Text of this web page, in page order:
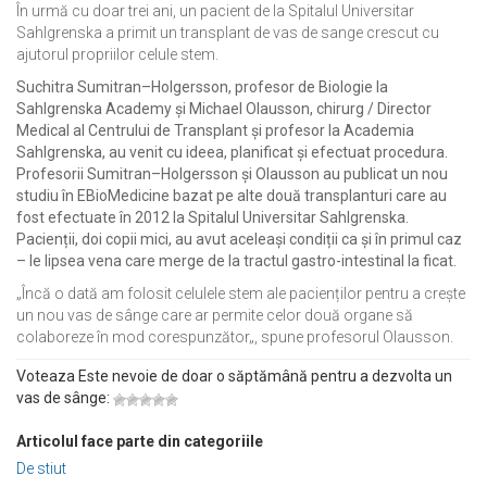
În urmă cu doar trei ani, un pacient de la Spitalul Universitar
Sahlgrenska a primit un transplant devas de sange crescut cu
ajutorul propriilor celule stem.
SuchitraSumitran–Holgersson, profesor de Biologie la
SahlgrenskaAcademyși Michael Olausson, chirurg / Director
Medical al Centrului de Transplantși profesor laAcademia
Sahlgrenska, au venitcu ideea, planificatși efectuat procedura.
Profesorii Sumitran–Holgersson și Olausson au publicatun nou
studiu în EBioMedicine bazatpe alte două transplanturi care au
fostefectuate în 2012 laSpitalul Universitar Sahlgrenska.
Pacienții, doi copii mici, au avutaceleași condiții ca și în primul caz
– le lipseavenacare merge de latractul gastro-intestinal la ficat.
„ Încă o dată am folosit celulele stem ale pacienților pentru a crește
un nou vas de sânge care ar permite celor două organe să
colaborezeîn mod corespunzător„, spune profesorul Olausson.
Voteaza Este nevoie de doar o săptămână pentru a dezvolta un
vas de sânge:
Articolul face parte din categoriile
De stiut